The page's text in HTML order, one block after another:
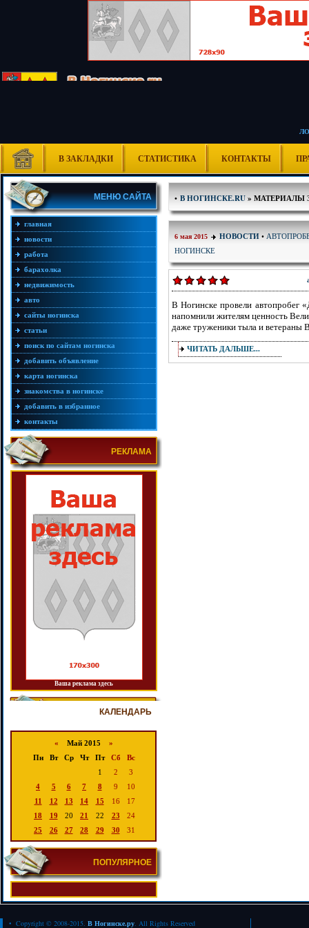
В ЗАКЛАДКИ СТАТИСТИКА КОНТАКТЫ
МЕНЮ САЙТА
главная
новости
работа
барахолка
недвижимость
авто
сайты ногинска
статьи
поиск по сайтам ногинска
добавить объявление
карта ногинска
знакомства в ногинске
добавить в избранное
контакты
РЕКЛАМА
Ваша реклама здесь
КАЛЕНДАРЬ
« Май 2015 »
Пн
Вт Ср Чт Пт Сб
Вс
1
2
3
4
5 6 7 8 9
10
11
12 13 14 15 16
17
18
19 20 21 22 23
24
25
26 27 28 29 30 31
ПОПУЛЯРНОЕ
• В НОГИНСКЕ.RU» МАТЕРИАЛЫ
6 мая 2015 НОВОСТИ •
НОГИНСКЕ
В Ногинске провели автопробег
напомнили жителям ценность
даже труженики тыла и ветераны
ЧИТАТЬ ДАЛЬШЕ...
• Copyright © 2008-2015. В Ногинске.ру. All Rights Reserved